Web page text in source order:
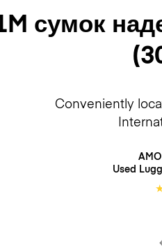
сумок
Conveniently
Used